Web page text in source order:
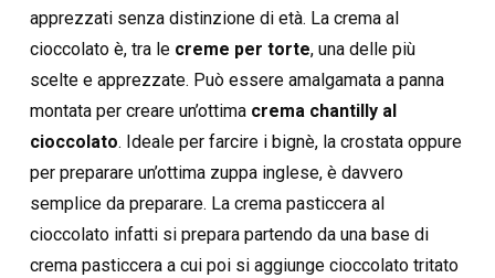
apprezzati senza distinzione di età. La crema al
cioccolato è, tra le creme per torte, una delle più
scelte e apprezzate. Può essere amalgamata a panna
montata per creare un’ottima crema chantilly al
cioccolato. Ideale per farcire i bignè, la crostata oppure
per preparare un’ottima zuppa inglese, è davvero
semplice da preparare. La crema pasticcera al
cioccolato infatti si prepara partendo da una base di
crema pasticcera a cui poi si aggiunge cioccolato tritato